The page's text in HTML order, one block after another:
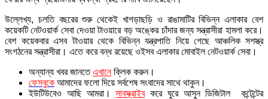
উল্লেখ্য, চলতি বছরের শুরু থেকেই খাগড়াছড়ি ও রাঙামাটির বিভিন্ন এলাকার বেশ
কয়েকটি নেটওয়ার্ক সেবা দেওয়া টাওয়ারে বড় অঙ্কের চাঁদার জন্য সন্ত্রাসীরা হামলা করে।
বেশ কয়েকবার এসব টাওয়ার থেকে বিভিন্ন যন্ত্রপাতি নিয়ে গেছে আঞ্চলিক সশস্ত্র
সংগঠনের সন্ত্রাসীরা। এতে করে বন্ধ রয়েছে ওইসব এলাকার মোবাইল নেটওয়ার্ক সেবা।
অন্যান্য খবর জানতে এখানে ক্লিক করুন।
ফেসবুকে আমাদের ফলো দিয়ে সর্বশেষ সংবাদের সাথে থাকুন।
ইউটিউবেও আছি আমরা।
সাবস্ক্রাইব করে ঘুরে আসুন ডিজিটাল কন্টেন্টের